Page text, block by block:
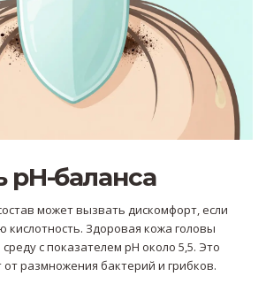
pH-баланса
может вызвать дискомфорт, если
Здоровая кожа головы
с показателем pH около 5,5. Это
размножения бактерий и грибков.